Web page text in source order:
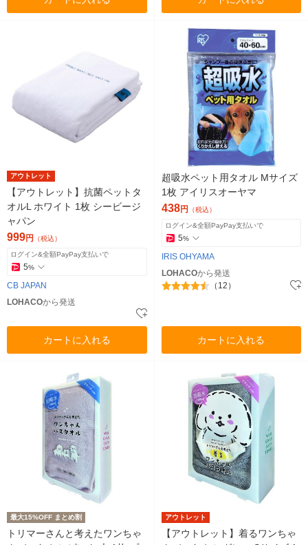
アウトレット
【アウトレット】抗菌ペットタ
オルL ホワイト 1枚 シービージ
ャパン
999円 （税込）
ログイン&全額PayPay支払いで
5%
CB JAPAN
LOHACOから発送
カートに入れる
超吸水ペット用タオル Mサイズ
1枚 アイリスオーヤマ
438円 （税込）
ログイン&全額PayPay支払いで
5%
IRIS OHYAMA
LOHACOから発送
（12）
カートに入れる
最大15%OFF まとめ割
トリマーさんと考えたワンちゃ
アウトレット
【アウトレット】着るワンちゃ